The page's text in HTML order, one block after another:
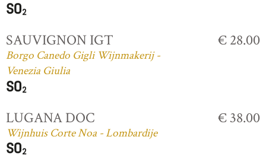
SAUVIGNON IGT
Borgo Canedo Gigli Wijnmakerij -
Venezia Giulia
€ 28.00
LUGANA DOC
Wijnhuis Corte Noa - Lombardije
€ 38.00